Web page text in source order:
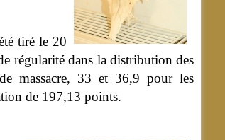
tiré le 20
régularité dans la distribution des
massacre, 33 et 36,9 pour les
de 197,13 points.